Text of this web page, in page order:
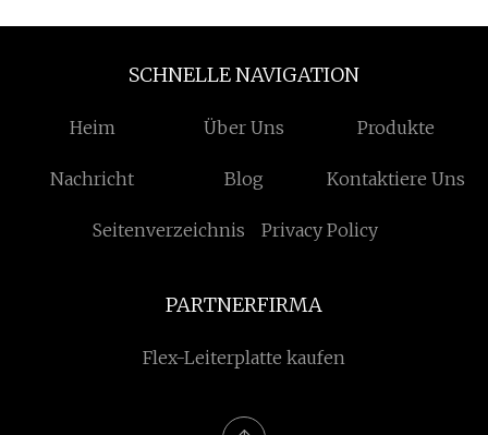
SCHNELLE NAVIGATION
Heim Über Uns Produkte
Nachricht Blog Kontaktiere Uns
Seitenverzeichnis Privacy Policy
PARTNERFIRMA
Flex-Leiterplatte kaufen